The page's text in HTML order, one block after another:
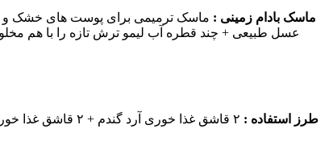
ماسک بادام زمینی : ماسک ترمیمی برای پوست های خشک و
عسل طبیعی + چند قطره آب لیمو ترش تازه را با هم
طرز استفاده :
۲ قاشق غذا